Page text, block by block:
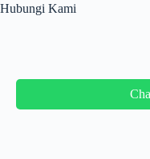
Hubungi Kami